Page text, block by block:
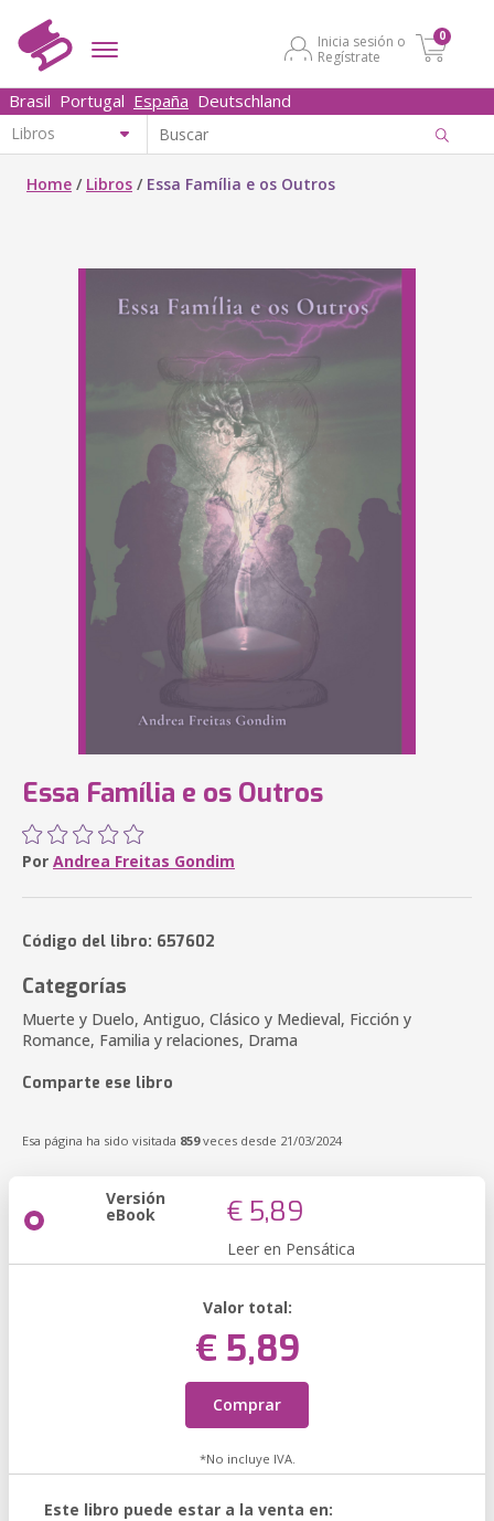
Inicia sesión o
Regístrate
0
Brasil Portugal España Deutschland
Home / Libros / Essa Família e os Outros
Essa Família e os Outros
Por Andrea Freitas Gondim
Código del libro: 657602
Categorías
Muerte y Duelo, Antiguo, Clásico y Medieval, Ficción y
Romance, Familia y relaciones, Drama
Comparte ese libro
Esa página ha sido visitada 859veces desde 21/03/2024
Versión
eBook € 5,89
Leer en Pensática
Valor total:
€ 5,89
Comprar
*No incluye IVA.
Este libro puede estar a la venta en: